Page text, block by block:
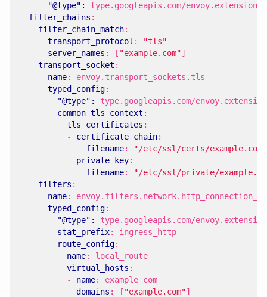
"@type": type.googleapis.com/
filter_chains :
- filter_chain_match:
transport_protocol :
"tls"
server_names : [ "example.com"]
transport_socket :
name:
envoy.transport_sockets.tls
typed_config:
"@type": type.googleapis.com/
common_tls_context :
tls_certificates :
- certificate_chain:
filename:
"/etc/ssl/certs/
private_key:
filename:
"/etc/ssl/private/
filters :
- name:
typed_config:
"@type": type.googleapis.com/
stat_prefix:
ingress_http
route_config:
name:
local_route
virtual_hosts :
- name:
example_com
domains : [ "example.com"]